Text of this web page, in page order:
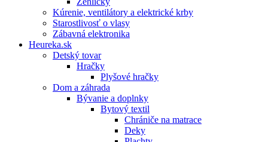
Kúrenie, ventilátory a elektrické krby
Starostlivosť o vlasy
Zábavná elektronika
Heureka.sk
Detský tovar
Hračky
Plyšové hračky
Dom a záhrada
Bývanie a doplnky
Bytový textil
Chrániče na matrace
Deky